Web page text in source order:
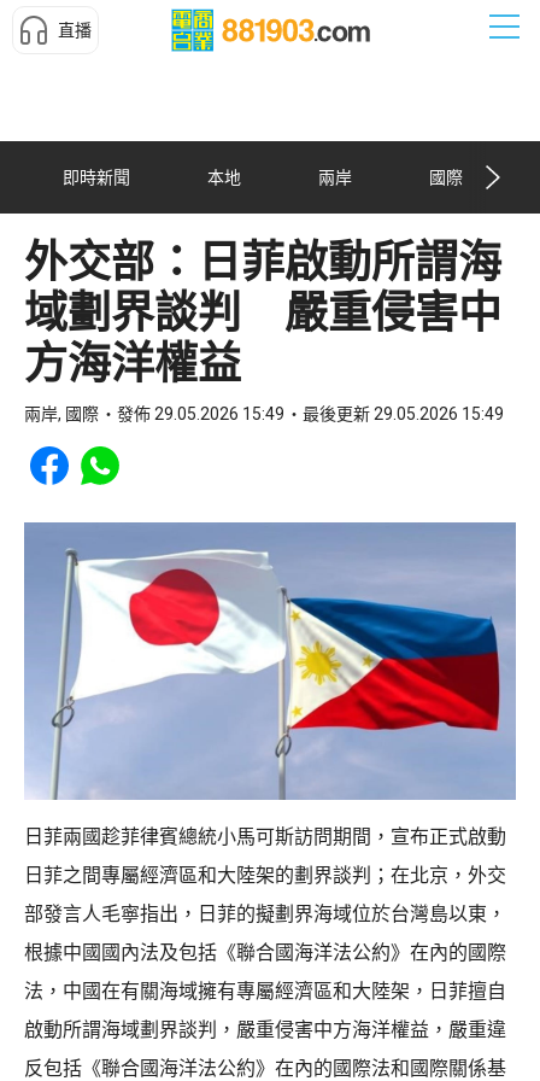
直播
即時新聞 本地 兩岸 國際
外交部：日菲啟動所謂海
域劃界談判 嚴重侵害中
方海洋權益
兩岸, 國際 發佈 29.05.2026 15:49 最後更新 29.05.2026 15:49
Share to Facebook
Share to WhatsApp
日菲兩國趁菲律賓總統小馬可斯訪問期間，宣布正式啟動
日菲之間專屬經濟區和大陸架的劃界談判；在北京，外交
部發言人毛寧指出，日菲的擬劃界海域位於台灣島以東，
根據中國國內法及包括《聯合國海洋法公約》在內的國際
法，中國在有關海域擁有專屬經濟區和大陸架，日菲擅自
啟動所謂海域劃界談判，嚴重侵害中方海洋權益，嚴重違
反包括《聯合國海洋法公約》在內的國際法和國際關係基